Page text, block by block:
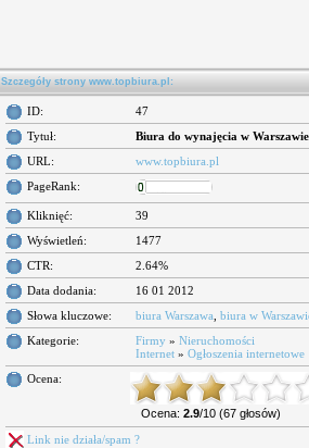
Szczegóły strony www.topbiura.pl:
ID:
47
Tytuł:
Biura do wynajęcia w Warszawie
URL:
www.topbiura.pl
PageRank:
Kliknięć:
39
Wyświetleń:
1477
CTR:
2.64%
Data dodania:
16 01 2012
Słowa kluczowe:
biura Warszawa biura w
Kategorie:
Firmy » Nieruchomości
Internet » Ogłoszenia internetowe
Ocena:
Ocena: 2.9/10 (67 głosów)
Link nie działa/spam ?